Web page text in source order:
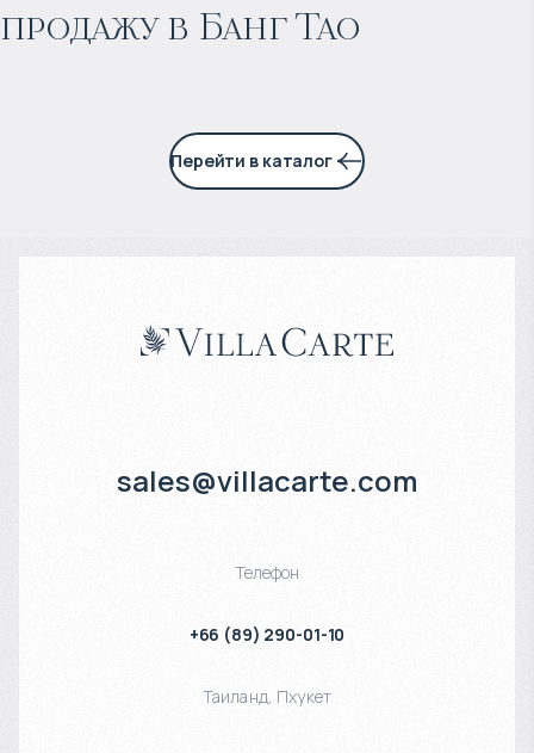
продажу в Банг Тао
6% годовых
Перейти в каталог
sales@villacarte.com
Телефон
+66 (89) 290-01-10
Таиланд, Пхукет